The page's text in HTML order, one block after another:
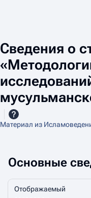
Сведения о
Материал из
Основные
Отображаемый